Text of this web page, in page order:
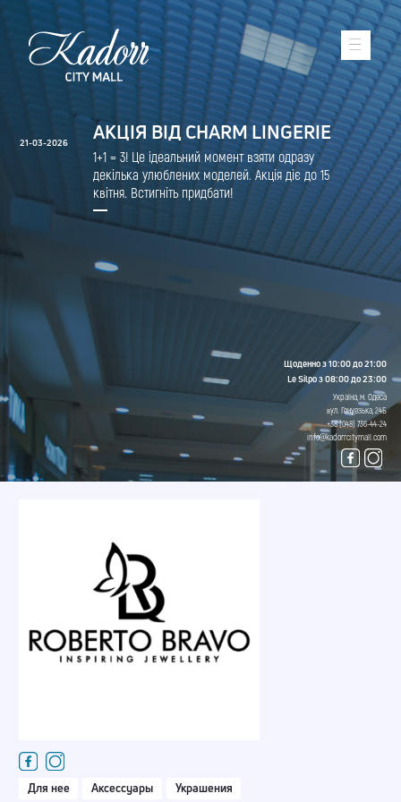
21-03-2026 АКЦІЯ ВІД CHARM LINGERIE
1+1 = 3! Це ідеальний момент взяти одразу
декілька улюблених моделей. Акція діє до 15
квітня. Встигніть придбати!
Щоденно з 10:00 до 21:00
Le Silpo з 08:00 до 23:00
Україна, м. Одеса
вул. Генуезька, 24Б
+38 (048) 736-44-24
info@kadorrcitymall.com
Для нее Аксессуары Украшения